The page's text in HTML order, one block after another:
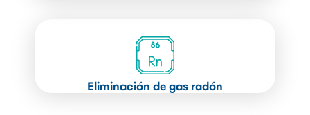
Eliminación de gas radón